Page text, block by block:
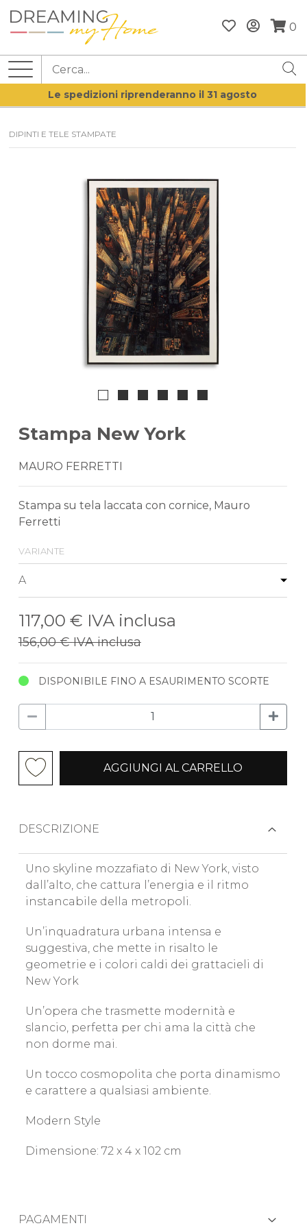
0
Le spedizioni riprenderanno il 31 agosto
DIPINTI E TELE STAMPATE
Stampa New York
MAURO FERRETTI
Stampa su tela laccata con cornice, Mauro
Ferretti
variante
117,00 € IVA inclusa
156,00 €IVA inclusa
DISPONIBILE FINO A ESAURIMENTO SCORTE
AGGIUNGI AL CARRELLO
DESCRIZIONE
Uno skyline mozzafiato di New York, visto
dall’alto, che cattura l’energia e il ritmo
instancabile della metropoli.
Un’inquadratura urbana intensa e
suggestiva, che mette in risalto le
geometrie e i colori caldi dei grattacieli di
New York
Un’opera che trasmette modernità e
slancio, perfetta per chi ama la città che
non dorme mai.
Un tocco cosmopolita che porta dinamismo
e carattere a qualsiasi ambiente.
Modern Style
Dimensione: 72 x 4 x 102 cm
PAGAMENTI